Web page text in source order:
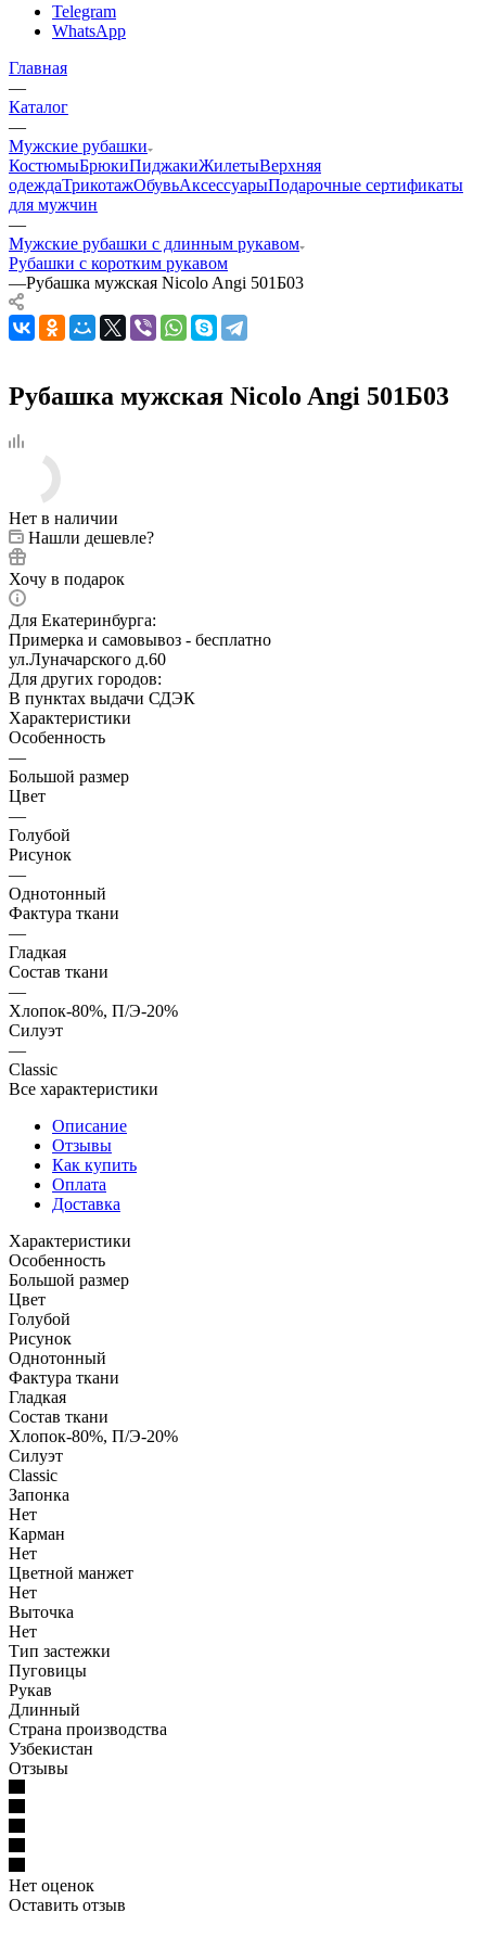
Telegram
WhatsApp
Главная
—
Каталог
—
Мужские рубашки
КостюмыБрюкиПиджакиЖилетыВерхняя
одеждаТрикотажОбувьАксессуарыПодарочные сертификаты
для мужчин
—
Мужские рубашки с длинным рукавом
Рубашки с коротким рукавом
—Рубашка мужская Nicolo Angi 501Б03
Рубашка мужская Nicolo Angi 501Б03
Нет в наличии
Нашли дешевле?
Хочу в подарок
Для Екатеринбурга:
Примерка и самовывоз - бесплатно
ул.Луначарского д.60
Для других городов:
В пунктах выдачи СДЭК
Характеристики
Особенность
—
Большой размер
Цвет
—
Голубой
Рисунок
—
Однотонный
Фактура ткани
—
Гладкая
Состав ткани
—
Хлопок-80%, П/Э-20%
Силуэт
—
Classic
Все характеристики
Описание
Отзывы
Как купить
Оплата
Доставка
Характеристики
Особенность
Большой размер
Цвет
Голубой
Рисунок
Однотонный
Фактура ткани
Гладкая
Состав ткани
Хлопок-80%, П/Э-20%
Силуэт
Classic
Запонка
Нет
Карман
Нет
Цветной манжет
Нет
Выточка
Нет
Тип застежки
Пуговицы
Рукав
Длинный
Страна производства
Узбекистан
Отзывы
Нет оценок
Оставить отзыв